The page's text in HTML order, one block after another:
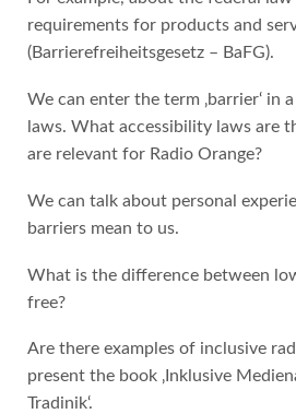
requirements for products and
(Barrierefreiheitsgesetz – BaFG).
We can enter the term ‚barrier‘ in
laws. What accessibility laws are
are relevant for Radio Orange?
We can talk about personal
barriers mean to us.
What is the difference between
free?
Are there examples of inclusive
present the book ‚Inklusive
Tradinik‘.